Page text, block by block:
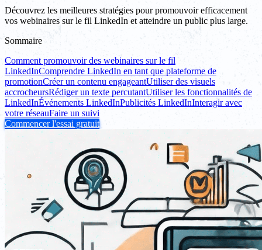
Découvrez les meilleures stratégies pour promouvoir efficacement
vos webinaires sur le fil LinkedIn et atteindre un public plus large.
Sommaire
Comment promouvoir des webinaires sur le fil
LinkedInComprendre LinkedIn en tant que plateforme de
promotionCréer un contenu engageantUtiliser des visuels
accrocheursRédiger un texte percutantUtiliser les fonctionnalités de
LinkedInÉvénements LinkedInPublicités LinkedInInteragir avec
votre réseauFaire un suivi
Commencer l'essai gratuit